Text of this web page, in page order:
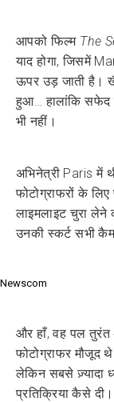
आपको फिल्म The
याद होगा, जिसमें
ऊपर उड़ जाती है।
हुआ… हालांकि सफेद
भी नहीं।
अभिनेत्री Paris में
फोटोग्राफरों के
लाइमलाइट चुरा
उनकी स्कर्ट सभी
Newscom
और हाँ, वह पल तुरंत
फोटोग्राफर मौजूद
लेकिन सबसे ज़्यादा
प्रतिक्रिया कैसे दी।